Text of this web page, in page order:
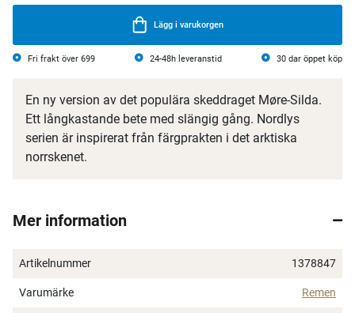
Lägg i varukorgen
Fri frakt över 699 24-48h leveranstid 30 dar öppet köp
En ny version av det populära skeddraget Møre-Silda.
Ett långkastande bete med slängig gång. Nordlys
serien är inspirerat från färgprakten i det arktiska
norrskenet.
Mer information
Artikelnummer 1378847
Varumärke Remen